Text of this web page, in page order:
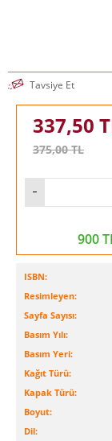
Tavsiye Et
337,50
375,00TL
900
ISBN:
Resimleyen:
Sayfa Sayısı:
Basım Yılı:
Basım Yeri:
Kağıt Türü:
Kapak Türü:
Boyut:
Dil: